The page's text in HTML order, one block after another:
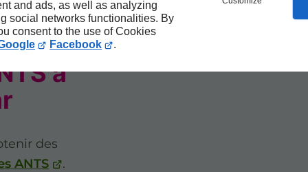
and ads, as well as analyzing
social networks functionalities. By
consent to the use of Cookies
Facebook .
à
des
ANTS
.